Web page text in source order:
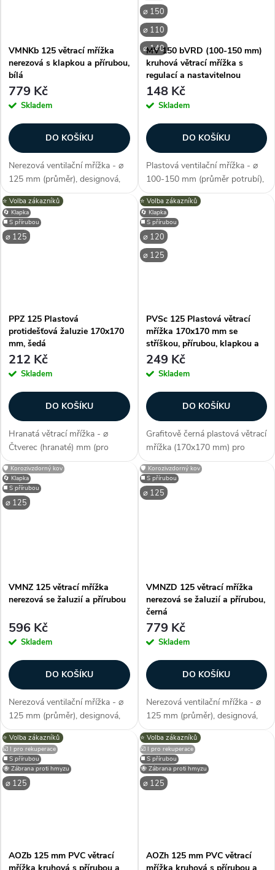
VMNKb 125 větrací mřížka
nerezová s klapkou a přírubou,
bílá
779 Kč
Skladem
DO KOŠÍKU
Nerezová ventilační mřížka - ⌀
125 mm (průměr), designová,
materiál nerez (kov), barva bílá,
příruba, protidešťový panel
(ochrana vzduchovodu před
vniknutím vody), gumové...
⌀ 150
⌀ 110
⌀ 140
MV 150 bVRD (100-150 mm)
kruhová větrací mřížka s
regulací a nastavitelnou
přírubou, bílá
148 Kč
Skladem
DO KOŠÍKU
Plastová ventilační mřížka - ⌀
100-150 mm (průměr potrubí),
materiál ABS plast, barva bílá,
plně regulovatelný průtok,
ideální i pro nestandardizované
průměry, nastavitelný...
⌀ 125
⭐️ Volba zákazníků
🔄 Klapka
◼️ S přírubou
PPZ 125 Plastová
protidešťová žaluzie 170x170
mm, šedá
212 Kč
Skladem
DO KOŠÍKU
Hranatá větrací mřížka - ⌀
Čtverec (hranaté) mm (pro
potrubí), čtvercový tvar
konstrukce, barva , s
protidešťovými lamelami, vnější
rozměr 170x170 mm,
⌀ 120
⌀ 125
⭐️ Volba zákazníků
🔄 Klapka
◼️ S přírubou
PVSc 125 Plastová větrací
mřížka 170x170 mm se
stříškou, přírubou, klapkou a
nástavcem, grafit černá
249 Kč
Skladem
DO KOŠÍKU
Grafitově černá plastová větrací
mřížka (170x170 mm) pro
vzduchotechnické i KG potrubí
125 mm se stříškou a zpětnou
klapkou. Průměr příruby 121
mm (s nástavcem), 118 mm
⌀ 125
🔄 Klapka
◼️ S přírubou
🛡️ Korozivzdorný kov
VMNZ 125 větrací mřížka
nerezová se žaluzií a přírubou
596 Kč
Skladem
DO KOŠÍKU
Nerezová ventilační mřížka - ⌀
125 mm (průměr), designová,
materiál nerez (kov), příruba,
samotížné/pohyblivé/protidešťové/gravitační
lamely, otvory pro snadnou
instalaci,...
⌀ 125
◼️ S přírubou
🛡️ Korozivzdorný kov
VMNZD 125 větrací mřížka
nerezová se žaluzií a přírubou,
černá
779 Kč
Skladem
DO KOŠÍKU
Nerezová ventilační mřížka - ⌀
125 mm (průměr), designová,
materiál nerez (kov), barva
černá/antracit, příruba,
samotížné/pohyblivé/
lamely, otvory pro...
⌀ 125
⭐️ Volba zákazníků
☑️ I pro rekuperace
◼️ S přírubou
🐝 Zábrana proti hmyzu
AOZb 125 mm PVC větrací
⌀ 125
⭐️ Volba zákazníků
☑️ I pro rekuperace
◼️ S přírubou
🐝 Zábrana proti hmyzu
AOZh 125 mm PVC větrací